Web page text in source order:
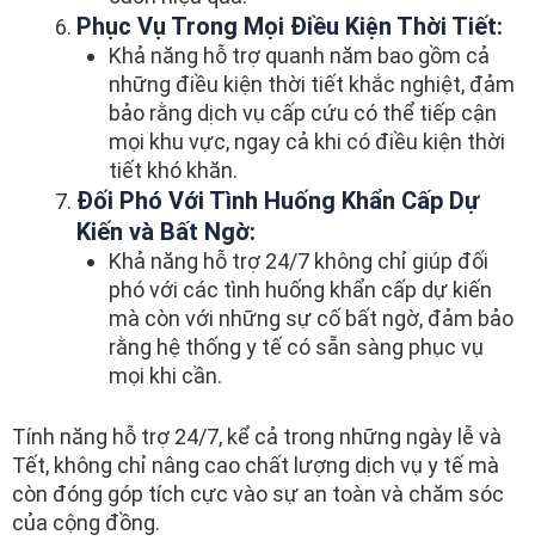
Phục Vụ Trong Mọi Điều Kiện Thời Tiết:
Khả năng hỗ trợ quanh năm bao gồm cả
những điều kiện thời tiết khắc nghiệt, đảm
bảo rằng dịch vụ cấp cứu có thể tiếp cận
mọi khu vực, ngay cả khi có điều kiện thời
tiết khó khăn.
Đối Phó Với Tình Huống Khẩn Cấp Dự
Kiến và Bất Ngờ:
Khả năng hỗ trợ 24/7 không chỉ giúp đối
phó với các tình huống khẩn cấp dự kiến
mà còn với những sự cố bất ngờ, đảm bảo
rằng hệ thống y tế có sẵn sàng phục vụ
mọi khi cần.
Tính năng hỗ trợ 24/7, kể cả trong những ngày lễ và
Tết, không chỉ nâng cao chất lượng dịch vụ y tế mà
còn đóng góp tích cực vào sự an toàn và chăm sóc
của cộng đồng.